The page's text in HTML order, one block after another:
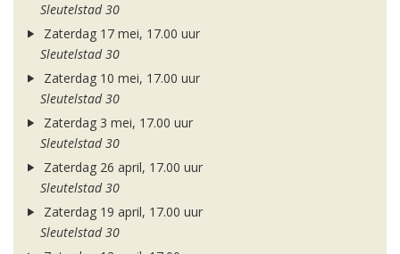
Sleutelstad 30
Zaterdag 17 mei, 17.00 uur
Sleutelstad 30
Zaterdag 10 mei, 17.00 uur
Sleutelstad 30
Zaterdag 3 mei, 17.00 uur
Sleutelstad 30
Zaterdag 26 april, 17.00 uur
Sleutelstad 30
Zaterdag 19 april, 17.00 uur
Sleutelstad 30